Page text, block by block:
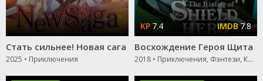
Стать сильнее! Новая сага
2025 • Приключения
7.4 7.8
Восхождение Героя Щита
2018 • Приключения, Фэнтези, Комедия, Зарубежный